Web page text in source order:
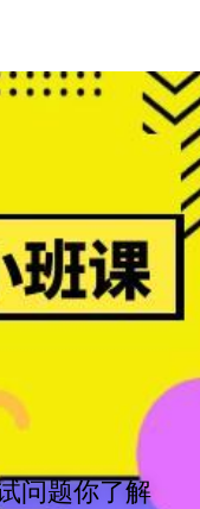
问题你了解